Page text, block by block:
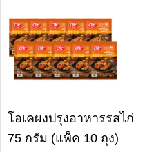
โอเคผงปรุงอาหารรสไก่
75 กรัม (แพ็ค 10 ถุง)